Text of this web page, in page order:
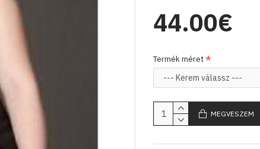
44.00€
Termék méret
MEGVESZEM